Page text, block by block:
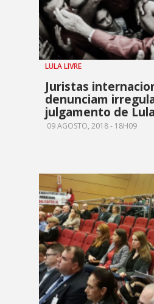
LULA LIVRE
Juristas
denunciam
julgamento de Lula
09 AGOSTO, 2018 - 18H09